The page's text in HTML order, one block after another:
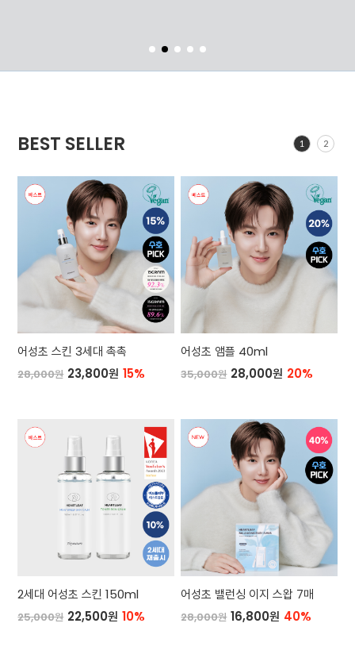
BEST SELLER 1 2
어성초 스킨 3세대 촉촉
28,000원 23,800원 15%
어성초 앰플 40ml
35,000원 28,000원 20%
2세대 어성초 스킨 150ml
25,000원 22,500원 10%
어성초 밸런싱 이지 스왑 7매
28,000원 16,800원 40%